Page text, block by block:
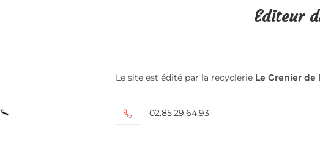
Editeur
Le site est édité par la recyclerie Le Grenier de
02.85.29.64.93